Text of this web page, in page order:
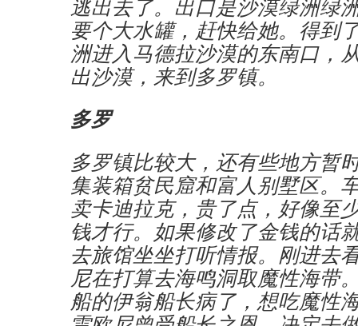
逃出去了。出口是沙漠绿洲绿
要个大水罐，赶快给她。得到
洲进入马德拉沙漠的东南口，
出沙漠，来到多罗镇。
多罗
多罗镇比较大，还有些地方暂
集装箱贫民窟和富人别墅区。
卖卡迪拉克，贵了点，好像至
钱才行。如果修改了金钱的话
去旅馆坐坐打听情报。刚进去
尼在打算去海鸣洞取魔性海带
船的伊翁船长病了，想吃魔性